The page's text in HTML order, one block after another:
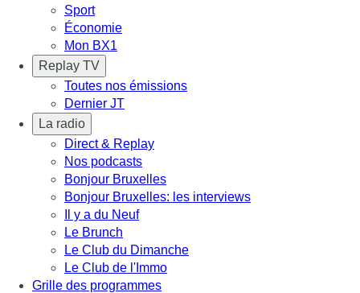
Sport
Économie
Mon BX1
Replay TV
Toutes nos émissions
Dernier JT
La radio
Direct & Replay
Nos podcasts
Bonjour Bruxelles
Bonjour Bruxelles: les interviews
Il y a du Neuf
Le Brunch
Le Club du Dimanche
Le Club de l'Immo
Grille des programmes